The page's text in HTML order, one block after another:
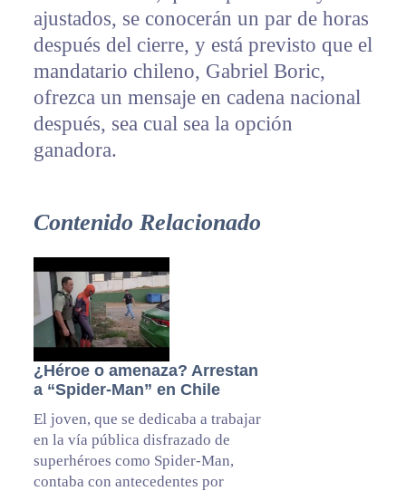
ajustados, se conocerán un par de horas
después del cierre, y está previsto que el
mandatario chileno, Gabriel Boric,
ofrezca un mensaje en cadena nacional
después, sea cual sea la opción
ganadora.
Contenido Relacionado
¿Héroe o amenaza? Arrestan
a “Spider-Man” en Chile
El joven, que se dedicaba a trabajar
en la vía pública disfrazado de
superhéroes como Spider-Man,
contaba con antecedentes por